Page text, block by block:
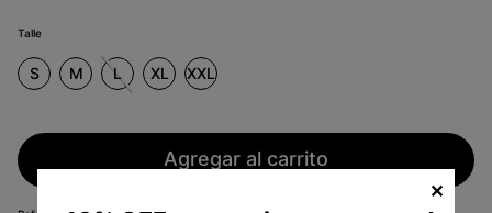
Talle
S M L XL XXL
Agregar al carrito
✕